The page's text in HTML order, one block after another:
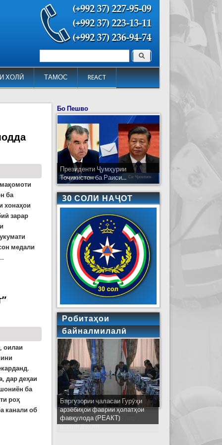
ХОЛӢ ТАМОС REACT
Форма поиска Поиск
ба
хонаҳои
зарар
медали
шуданд
оилаи
дар деҳаи
ба
роҳ
канали об
Бо Пешво
Президенти Ҷумҳурии
Тоҷикистон ба Раиси...
30 СОЛИ НАҶОТ
Робитаҳои
байналмилалӣ
Ширкати ҳайати Тоҷикистон дар
ҷаласаи идораҳои наҷоти
кишварҳои узви СҲШ дар
шаҳри Деҳлӣ